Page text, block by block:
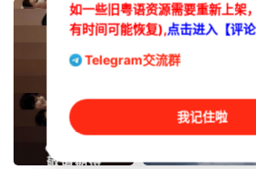
如一些旧粤语资源需要重新上架
有时间可能恢复),点击进入【评
Telegram交流群
我记住啦